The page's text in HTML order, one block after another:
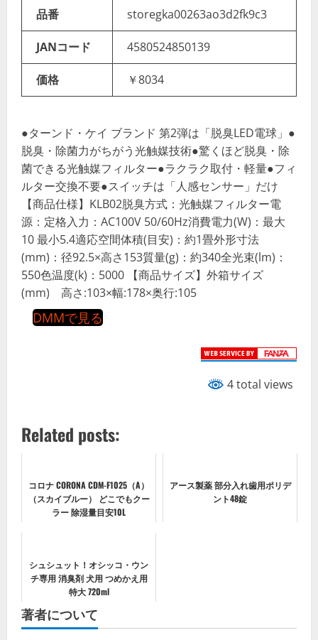
品番 storegka00263ao3d2fk9c3
JANコード 4580524850139
価格 ￥8034
●ターンド・ケイ ブランド 第2弾は「脱臭LED電球」●
脱臭・除菌力がちがう光触媒技術●驚くほど脱臭・除
菌できる光触媒フィルター●ラクラク取付・軽量●フィ
ルター交換不要●スイッチは「人感センサー」だけ
【商品仕様】KLB02脱臭方式：光触媒フィルター電
源：定格入力：AC100V 50/60Hz消費電力(W)：最大
10 最小5.4適応空間体積(目安)：約1畳外形寸法
(mm)：径92.5×高さ153質量(g)：約340全光束(lm)：
550色温度(k)：5000 【商品サイズ】外箱サイズ
(mm) 高さ:103×幅:178×奥行:105
DMMで見る
4 total views
Related posts:
コロナ CORONA CDM-F1025（A）
（スカイブルー） どこでもクー
ラー 除湿量目安10L
アース製薬 部分入れ歯用ポリデ
ント48錠
シュシュット！オシッコ・ウン
チ専用 消臭剤 犬用 つめかえ用
特大 720ml
著者について